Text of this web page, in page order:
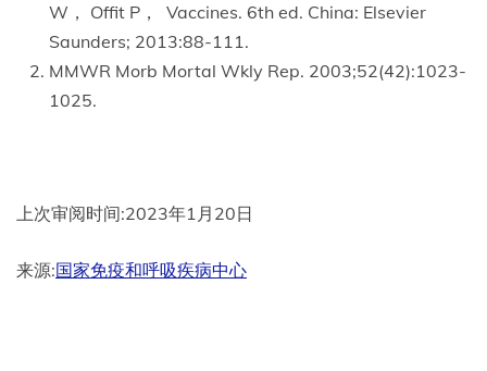
W， Offit P， Vaccines. 6th ed. China: Elsevier
Saunders; 2013:88-111.
MMWR Morb Mortal Wkly Rep. 2003;52(42):1023-
1025.
上次审阅时间:2023年1月20日
来源:国家免疫和呼吸疾病中心